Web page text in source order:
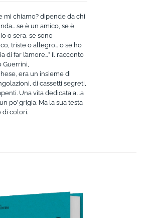
mi chiamo? dipende da chi
se è un amico, se è
o sera, se sono
triste o allegro… o se ho
di far l’amore…” Il racconto
Guerrini,
era un insieme di
di cassetti segreti,
Una vita dedicata alla
po’ grigia. Ma la sua testa
di colori.